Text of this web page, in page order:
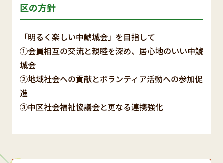
区の方針
「明るく楽しい中鯱城会」を目指して
①会員相互の交流と親睦を深め、居心地のいい中鯱
城会
②地域社会への貢献とボランティア活動への参加促
進
③中区社会福祉協議会と更なる連携強化